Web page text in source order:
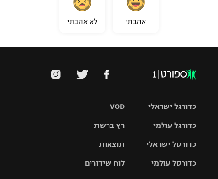
אהבתי לא אהבתי
VOD
רץ ברשת
תוצאות
לוח שידורים
כדורגל ישראלי
כדורגל עולמי
האלופות
כדורסל ישראלי
כדורסל עולמי